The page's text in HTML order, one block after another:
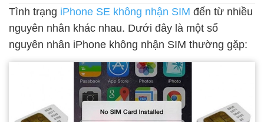
Tình trạng iPhone SE không nhận SIM đến từ nhiều
nguyên nhân khác nhau. Dưới đây là một số
nguyên nhân iPhone không nhận SIM thường gặp: